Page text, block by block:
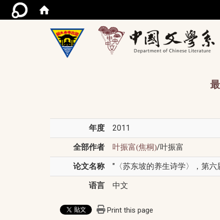
年度 2011
全部作者 叶振富(焦桐)/叶振富
论文名称 "〈苏东坡的养生诗学〉，第
语言 中文
Print this page